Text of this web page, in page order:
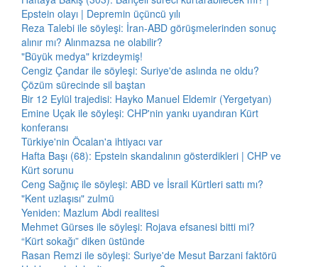
Epstein olayı | Depremin üçüncü yılı
Reza Talebi ile söyleşi: İran-ABD görüşmelerinden sonuç
alınır mı? Alınmazsa ne olabilir?
"Büyük medya" krizdeymiş!
Cengiz Çandar ile söyleşi: Suriye'de aslında ne oldu?
Çözüm sürecinde sil baştan
Bir 12 Eylül trajedisi: Hayko Manuel Eldemir (Yergetyan)
Emine Uçak ile söyleşi: CHP'nin yankı uyandıran Kürt
konferansı
Türkiye'nin Öcalan'a ihtiyacı var
Hafta Başı (68): Epstein skandalının gösterdikleri | CHP ve
Kürt sorunu
Ceng Sağnıç ile söyleşi: ABD ve İsrail Kürtleri sattı mı?
"Kent uzlaşısı" zulmü
Yeniden: Mazlum Abdi realitesi
Mehmet Gürses ile söyleşi: Rojava efsanesi bitti mi?
“Kürt sokağı” diken üstünde
Rasan Remzi ile söyleşi: Suriye'de Mesut Barzani faktörü